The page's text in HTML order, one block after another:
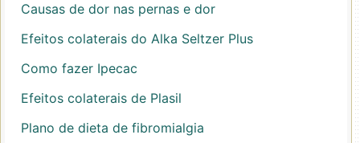
Causas de dor nas pernas e dor
Efeitos colaterais do Alka Seltzer Plus
Como fazer Ipecac
Efeitos colaterais de Plasil
Plano de dieta de fibromialgia